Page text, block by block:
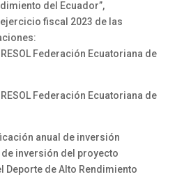
del Ecuador”,
fiscal 2023 de las
Federación Ecuatoriana de
Federación Ecuatoriana de
anual de inversión
inversión del proyecto
Deporte de Alto Rendimiento